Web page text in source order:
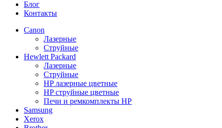
Блог
Контакты
Canon
Лазерные
Струйные
Hewlett Packard
Лазерные
Струйные
HP лазерные цветные
HP струйные цветные
Печи и ремкомплекты HP
Samsung
Xerox